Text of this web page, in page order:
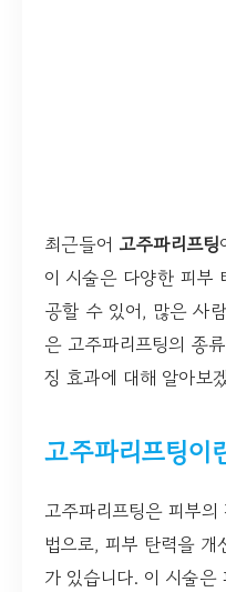
최근들어 고주파리프팅
이 시술은 다양한 피부
공할 수 있어, 많은 사
은 고주파리프팅의 종
징 효과에 대해 알아보
고주파리프팅이
고주파리프팅은 피부
법으로, 피부 탄력을
가 있습니다. 이 시술